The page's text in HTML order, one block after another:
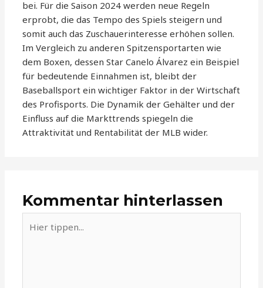
bei. Für die Saison 2024 werden neue Regeln
erprobt, die das Tempo des Spiels steigern und
somit auch das Zuschauerinteresse erhöhen sollen.
Im Vergleich zu anderen Spitzensportarten wie
dem Boxen, dessen Star Canelo Álvarez ein Beispiel
für bedeutende Einnahmen ist, bleibt der
Baseballsport ein wichtiger Faktor in der Wirtschaft
des Profisports. Die Dynamik der Gehälter und der
Einfluss auf die Markttrends spiegeln die
Attraktivität und Rentabilität der MLB wider.
Kommentar hinterlassen
tippen...